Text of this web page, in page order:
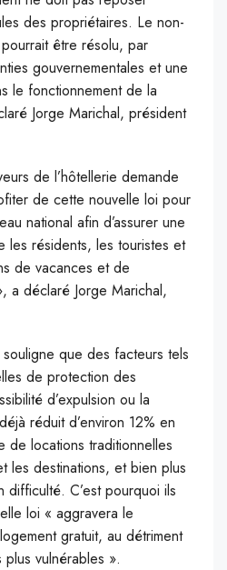
des propriétaires. Le non-
être résolu, par
gouvernementales et une
le fonctionnement de la
Jorge Marichal, président
de l’hôtellerie demande
de cette nouvelle loi pour
national afin d’assurer une
les résidents, les touristes et
de vacances et de
a déclaré Jorge Marichal,
que des facteurs tels
de protection des
d’expulsion ou la
réduit d’environ 12% en
de locations traditionnelles
les destinations, et bien plus
C’est pourquoi ils
loi « aggravera le
gratuit, au détriment
vulnérables ».